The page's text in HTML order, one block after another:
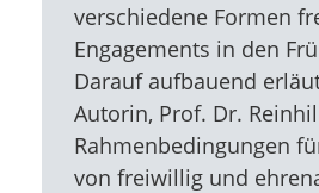
verschiedene Formen
Engagements in den
Darauf aufbauend
Autorin, Prof. Dr.
Rahmenbedingungen
von freiwillig und